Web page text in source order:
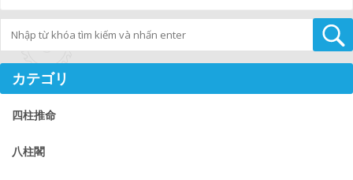
カテゴリ
四柱推命
八柱閣